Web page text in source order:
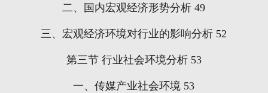
二、国内宏观经济形势分析 49
三、宏观经济环境对行业的影响分析 52
第三节 行业社会环境分析53
一、传媒产业社会环境 53